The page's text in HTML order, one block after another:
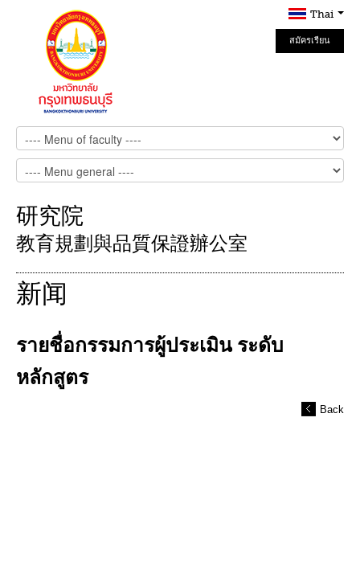
Thai
สมัครเรียน
Online
研究院
教育規劃與品質保證辦公室
新闻
รายชื่อกรรมการผู้ประเมิน ระดับ
หลักสูตร
Back